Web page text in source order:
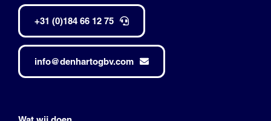
+31 (0)184 66 12 75
info@denhartogbv.com